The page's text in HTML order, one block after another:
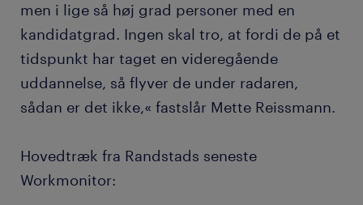
men i lige så høj grad personer med en
kandidatgrad. Ingen skal tro, at fordi de på et
tidspunkt har taget en videregående
uddannelse, så flyver de under radaren,
sådan er det ikke,« fastslår Mette Reissmann.
Hovedtræk fra Randstads seneste
Workmonitor: